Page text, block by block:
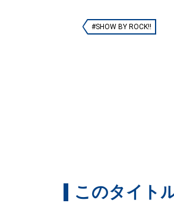
#SHOW BY ROCK!!
このタイト